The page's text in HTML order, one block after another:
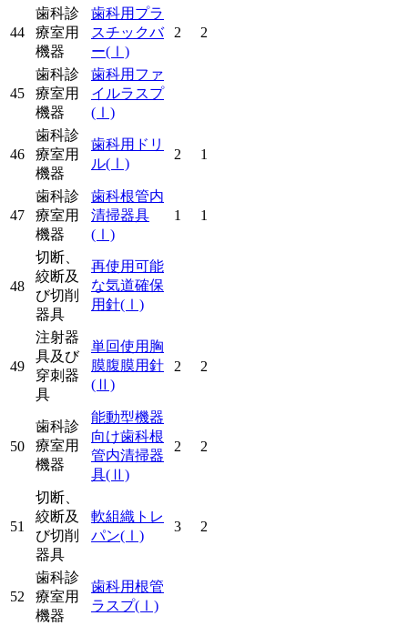
44
歯科診
療室用
機器
歯科用プラ
スチックバ
ー(Ⅰ)
2 2
45
歯科診
療室用
機器
歯科用ファ
イルラスプ
(Ⅰ)
46
歯科診
療室用
機器
歯科用ドリ
ル(Ⅰ)
2 1
47
歯科診
療室用
機器
歯科根管内
清掃器具
(Ⅰ)
1 1
48
切断、
絞断及
び切削
器具
再使用可能
な気道確保
用針(Ⅰ)
49
注射器
具及び
穿刺器
具
単回使用胸
膜腹膜用針
(Ⅱ)
2 2
50
歯科診
療室用
機器
能動型機器
向け歯科根
管内清掃器
具(Ⅱ)
2 2
51
切断、
絞断及
び切削
器具
軟組織トレ
パン(Ⅰ)
3 2
52
歯科診
療室用
機器
歯科用根管
ラスプ(Ⅰ)